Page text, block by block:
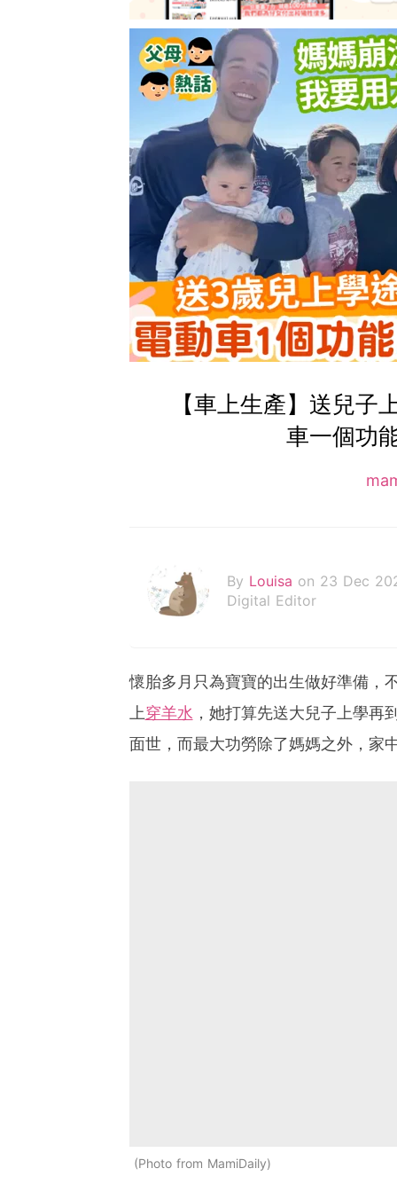
【車上生產】送兒
車一個功
By Louisa on 23 Dec
Digital Editor
懷胎多月只為寶寶的出生做好準備，
上穿羊水 ，她打算先送大兒子上學再
面世，而最大功勞除了媽媽之外，家
Photo from MamiDaily